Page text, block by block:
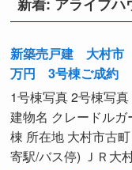
新着: アライブ
新築売戸建 大村
万円 3号棟ご成約
1号棟写真 2号棟写
建物名 クレードル
棟 所在地 大村市古
寄駅/バス停) ＪＲ大